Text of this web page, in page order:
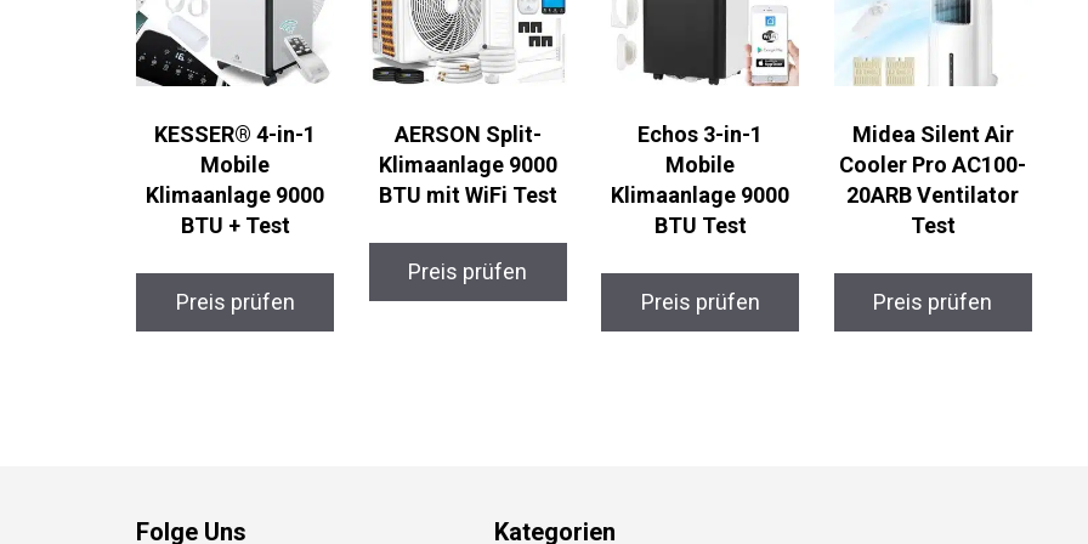
KESSER® 4-in-1
Mobile
Klimaanlage 9000
BTU + Test
Preis prüfen
AERSON Split-
Klimaanlage 9000
BTU mit WiFi Test
Preis prüfen
Echos 3-in-1
Mobile
Klimaanlage 9000
BTU Test
Preis prüfen
Midea Silent Air
Cooler Pro AC100-
20ARB Ventilator
Test
Preis prüfen
Folge Uns Kategorien